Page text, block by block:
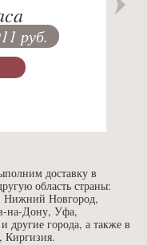
руб.
доставку в
область страны:
Нижний Новгород,
на-Дону, Уфа,
другие города, а также в
Киргизия.